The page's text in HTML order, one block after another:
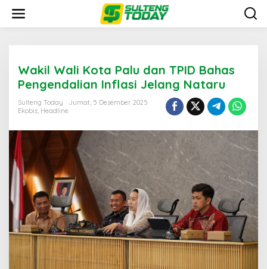
konten
Wakil Wali Kota Palu dan TPID Bahas
Pengendalian Inflasi Jelang Nataru
Sulteng Today
Jumat, 5 Desember 2025
Ekobis, Headline